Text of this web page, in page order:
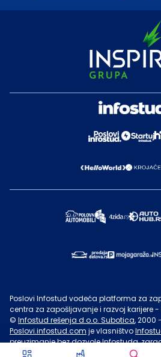
Poslovi Infostud vodeća platforma za
centra za zapošljavanje i razvoj karijere
© Infostud rešenja d.o.o. Subotica, 2000 -
Poslovi.infostud.com je vlasništvo
preuzimanje bez dozvoleInfostuda,
u druge svrhe, osim za lične potrebe